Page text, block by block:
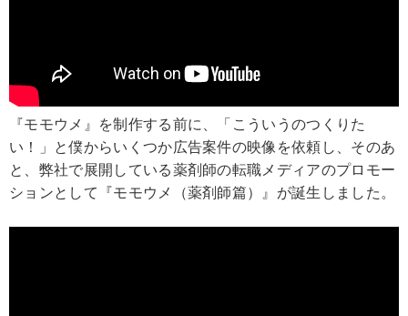
『モモウメ』を制作する前に、「こういうのつくりた
い！」と僕からいくつか広告案件の映像を依頼し、そのあ
と、弊社で展開している薬剤師の転職メディアのプロモー
ションとして『モモウメ（薬剤師篇）』が誕生しました。